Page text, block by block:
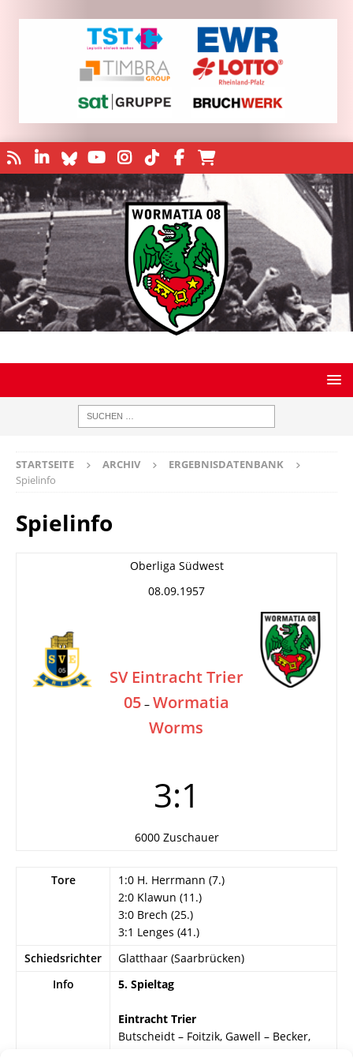
STARTSEITE ARCHIV
ERGEBNISDATENBANK
Spielinfo
Spielinfo
Oberliga Südwest
08.09.1957
SV Eintracht Trier
05 – Wormatia
Worms
3:1
6000 Zuschauer
Tore
1:0 H. Herrmann (7.)
2:0 Klawun (11.)
3:0 Brech (25.)
3:1 Lenges (41.)
Schiedsrichter
Glatthaar (Saarbrücken)
Info
5. Spieltag
Eintracht Trier
Butscheidt – Foitzik, Gawell – Becker,